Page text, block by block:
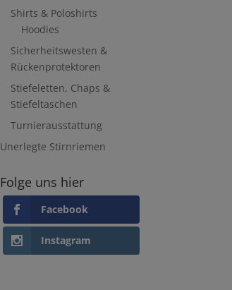
Shirts & Poloshirts
Hoodies
Sicherheitswesten &
Rückenprotektoren
Stiefeletten, Chaps &
Stiefeltaschen
Turnierausstattung
Unerlegte Stirnriemen
Folge uns hier
Facebook
Instagram